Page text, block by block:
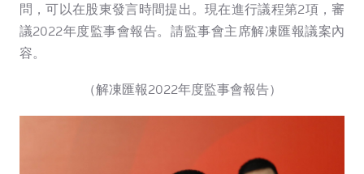
問，可以在股東發言時間提出。現在進行議程第2項，審
議2022年度監事會報告。請監事會主席解凍匯報議案內
容。
（解凍匯報2022年度監事會報告）